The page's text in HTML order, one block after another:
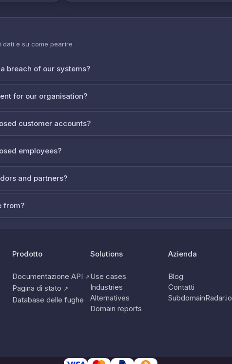
e su come реагire
breach of our systems?
for our organisation?
customer accounts?
employees?
and partners?
from?
Prodotto
Documentazione API ↗
Pagina di stato ↗
Database delle fughe
Solutions
Use cases
Industries
Alternatives
Domain reports
Azienda
Blog
Contatti
SubdomainRadar.io